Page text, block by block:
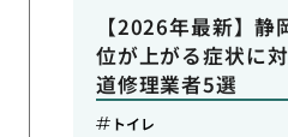
【2026年最新】静
位が上がる症状に
道修理業者5選
トイレ